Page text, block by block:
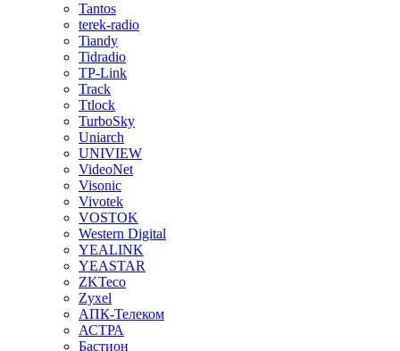
Tantos
terek-radio
Tiandy
Tidradio
TP-Link
Track
Ttlock
TurboSky
Uniarch
UNIVIEW
VideoNet
Visonic
Vivotek
VOSTOK
Western Digital
YEALINK
YEASTAR
ZKTeco
Zyxel
АПК-Телеком
АСТРА
Бастион